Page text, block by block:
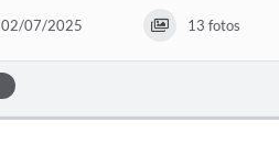
02/07/2025 13 fotos